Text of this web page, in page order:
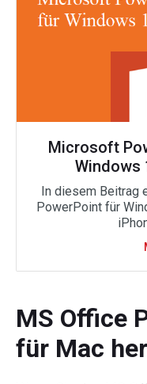
Microsoft
Windows
In diesem Beitrag
PowerPoint für
MS Office
für Mac